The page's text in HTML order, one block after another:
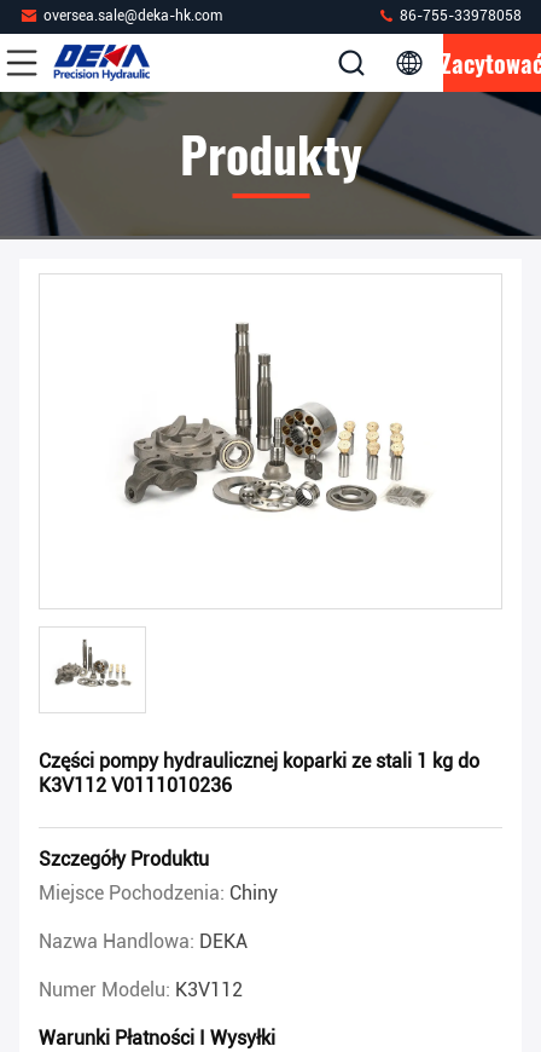
oversea.sale@deka-hk.com 86-755-33978058
Produkty
Części pompy hydraulicznej koparki ze stali 1 kg do
K3V112 V0111010236
Szczegóły Produktu
Miejsce Pochodzenia: Chiny
Nazwa Handlowa: DEKA
Numer Modelu: K3V112
Warunki Płatności I Wysyłki